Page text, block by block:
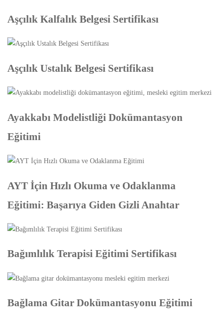
Aşçılık Kalfalık Belgesi Sertifikası
Aşçılık Ustalık Belgesi Sertifikası
Ayakkabı Modelistliği Dokümantasyon
Eğitimi
AYT İçin Hızlı Okuma ve Odaklanma
Eğitimi: Başarıya Giden Gizli Anahtar
Bağımlılık Terapisi Eğitimi Sertifikası
Bağlama Gitar Dokümantasyonu Eğitimi